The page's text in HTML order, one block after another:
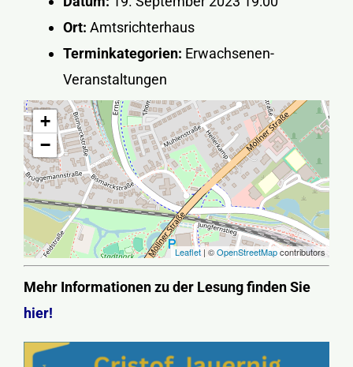
Ort: Amtsrichterhaus
Terminkategorien: Erwachsenen-
Veranstaltungen
+
−
Leaflet| ©OpenStreetMapcontributors
Mehr Informationen zu der Lesung finden Sie
hier!